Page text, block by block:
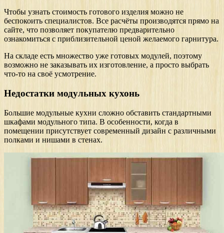
Чтобы узнать стоимость готового изделия можно не
беспокоить специалистов. Все расчёты производятся прямо на
сайте, что позволяет покупателю предварительно
ознакомиться с приблизительной ценой желаемого гарнитура.
На складе есть множество уже готовых модулей, поэтому
возможно не заказывать их изготовление, а просто выбрать
что-то на своё усмотрение.
Недостатки модульных кухонь
Большие модульные кухни сложно обставить стандартными
шкафами модульного типа. В особенности, когда в
помещении присутствует современный дизайн с различными
полками и нишами в стенах.